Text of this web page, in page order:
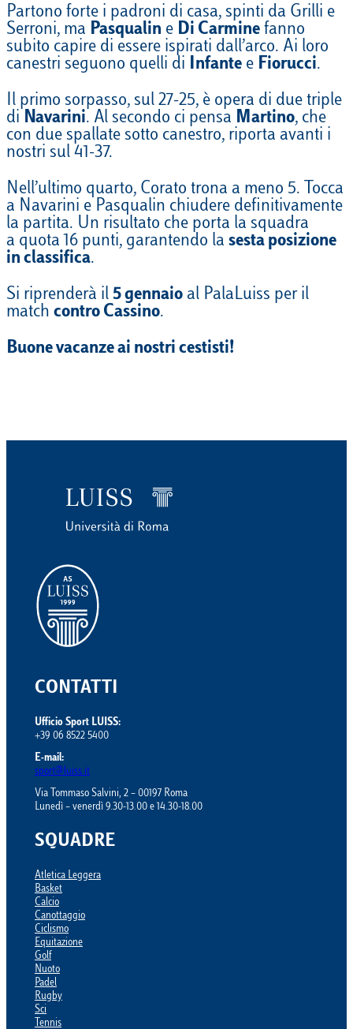
Partono forte i padroni di casa, spinti da Grilli e
Serroni, ma Pasqualin e Di Carmine fanno
subito capire di essere ispirati dall’arco. Ai loro
canestri seguono quelli di Infante e Fiorucci.
Il primo sorpasso, sul 27-25, è opera di due triple
di Navarini. Al secondo ci pensa Martino, che
con due spallate sotto canestro, riporta avanti i
nostri sul 41-37.
Nell’ultimo quarto, Corato trona a meno 5. Tocca
a Navarini e Pasqualin chiudere definitivamente
la partita. Un risultato che porta la squadra
a quota 16 punti, garantendo la sesta posizione
in classifica.
Si riprenderà il 5 gennaio al PalaLuiss per il
match contro Cassino.
Buone vacanze ai nostri cestisti!
CONTATTI
Ufficio Sport LUISS:
+39 06 8522 5400
E-mail:
sport@luiss.it
Via Tommaso Salvini, 2 – 00197 Roma
Lunedì – venerdì 9.30-13.00 e 14.30-18.00
SQUADRE
Atletica Leggera
Basket
Calcio
Canottaggio
Ciclismo
Equitazione
Golf
Nuoto
Padel
Rugby
Sci
Tennis